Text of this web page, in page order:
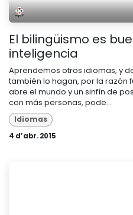
El bilingüismo es
inteligencia
Aprendemos otros idiomas, y
también lo hagan, por la razón
abre el mundo y un sinfín de
con más personas, pode...
Idiomas
4 d’abr. 2015